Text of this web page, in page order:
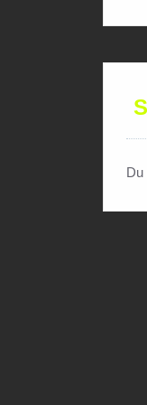
Du